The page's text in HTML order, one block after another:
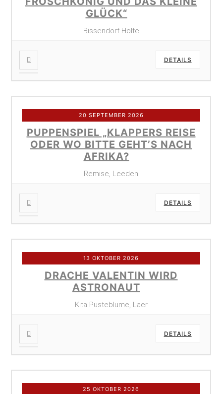
GLÜCK“
Bissendorf Holte
DETAILS
20 SEPTEMBER 2026
PUPPENSPIEL „KLAPPERS REISE
ODER WO BITTE GEHT’S NACH
AFRIKA?
Remise, Leeden
DETAILS
13 OKTOBER 2026
DRACHE VALENTIN WIRD
ASTRONAUT
Kita Pusteblume, Laer
DETAILS
25 OKTOBER 2026